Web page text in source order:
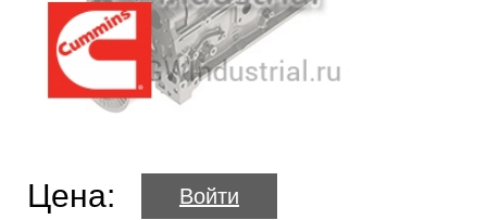
Цена: Войти